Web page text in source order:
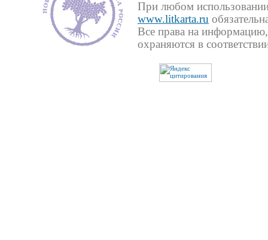
При любом использовании
www.litkarta.ru
Все права на
охраняются в